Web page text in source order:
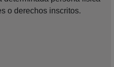
o derechos inscritos.